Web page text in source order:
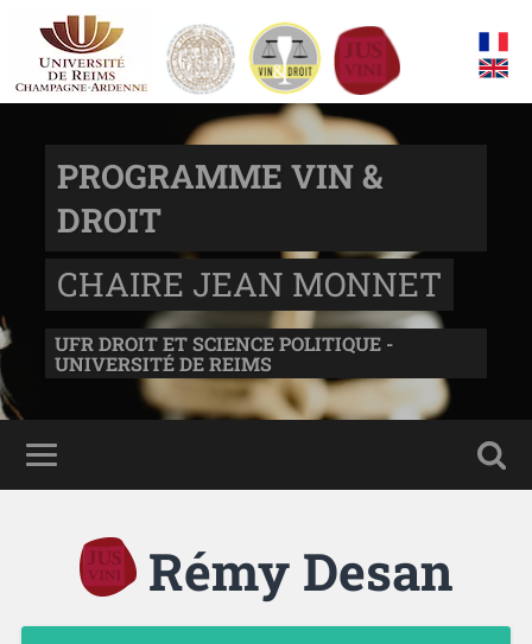
PROGRAMME VIN &
DROIT
CHAIRE JEAN MONNET
UFR DROIT ET SCIENCE POLITIQUE -
UNIVERSITÉ DE REIMS
Rémy Desan